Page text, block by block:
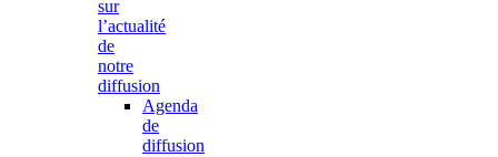
sur
l’actualité
de
notre
diffusion
Agenda
de
diffusion